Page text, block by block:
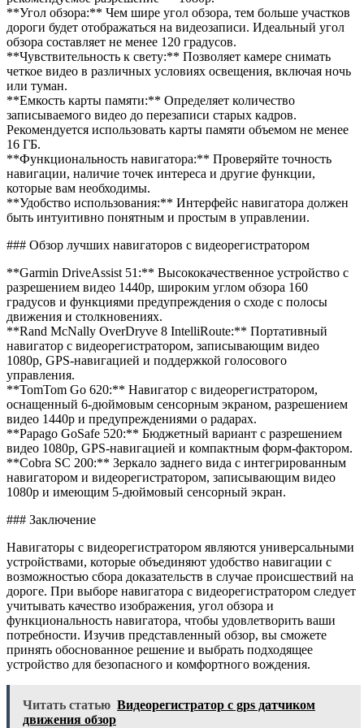
**Угол обзора:** Чем шире угол обзора, тем больше участков
дороги будет отображаться на видеозаписи. Идеальный угол
обзора составляет не менее 120 градусов.
**Чувствительность к свету:** Позволяет камере снимать
четкое видео в различных условиях освещения, включая ночь
или туман.
**Емкость карты памяти:** Определяет количество
записываемого видео до перезаписи старых кадров.
Рекомендуется использовать карты памяти объемом не менее
16 ГБ.
**Функциональность навигатора:** Проверяйте точность
навигации, наличие точек интереса и другие функции,
которые вам необходимы.
**Удобство использования:** Интерфейс навигатора должен
быть интуитивно понятным и простым в управлении.
### Обзор лучших навигаторов с видеорегистратором
**Garmin DriveAssist 51:** Высококачественное устройство с
разрешением видео 1440p, широким углом обзора 160
градусов и функциями предупреждения о сходе с полосы
движения и столкновениях.
**Rand McNally OverDryve 8 IntelliRoute:** Портативный
навигатор с видеорегистратором, записывающим видео
1080p, GPS-навигацией и поддержкой голосового
управления.
**TomTom Go 620:** Навигатор с видеорегистратором,
оснащенный 6-дюймовым сенсорным экраном, разрешением
видео 1440p и предупреждениями о радарах.
**Papago GoSafe 520:** Бюджетный вариант с разрешением
видео 1080p, GPS-навигацией и компактным форм-фактором.
**Cobra SC 200:** Зеркало заднего вида с интегрированным
навигатором и видеорегистратором, записывающим видео
1080p и имеющим 5-дюймовый сенсорный экран.
### Заключение
Навигаторы с видеорегистратором являются универсальными
устройствами, которые объединяют удобство навигации с
возможностью сбора доказательств в случае происшествий на
дороге. При выборе навигатора с видеорегистратором следует
учитывать качество изображения, угол обзора и
функциональность навигатора, чтобы удовлетворить ваши
потребности. Изучив представленный обзор, вы сможете
принять обоснованное решение и выбрать подходящее
устройство для безопасного и комфортного вождения.
Читать статью Видеорегистратор с gps датчиком
движения обзор